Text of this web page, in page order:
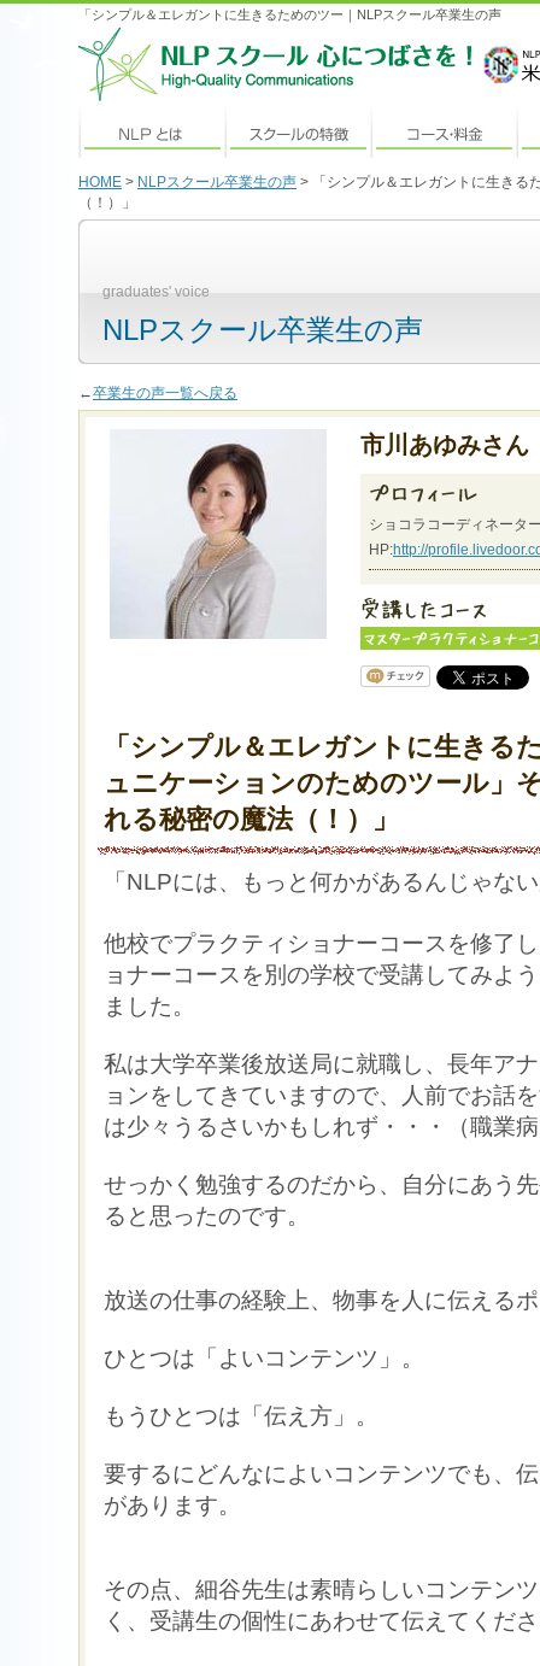
「シンプル＆エレガントに生きるためのツー｜NLPスクール卒業生の声
HOME > NLPスクール卒業生の声 > 「シンプル＆エレガントに生きる
（！）」
graduates' voice
NLPスクール卒業生の声
←卒業生の声一覧へ戻る
市川あゆみさん
ショコラコーディネータ
HP:http://
「シンプル＆エレガントに生きる
ュニケーションのためのツール」
れる秘密の魔法（！）」
「NLPには、もっと何かがあるんじゃな
他校でプラクティショナーコースを修了
ョナーコースを別の学校で受講してみよ
ました。
私は大学卒業後放送局に就職し、長年ア
ョンをしてきていますので、人前でお話
は少々うるさいかもしれず・・・（職業
せっかく勉強するのだから、自分にあう
ると思ったのです。
放送の仕事の経験上、物事を人に伝える
ひとつは「よいコンテンツ」。
もうひとつは「伝え方」。
要するにどんなによいコンテンツでも、
があります。
その点、細谷先生は素晴らしいコンテン
く、受講生の個性にあわせて伝えてくだ